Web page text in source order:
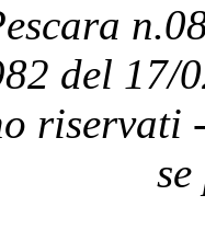
del 17/
riservati